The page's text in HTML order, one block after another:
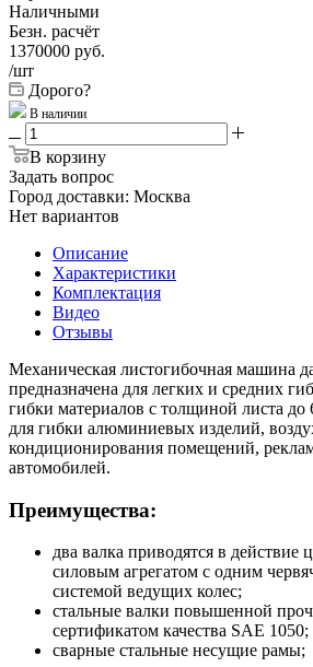
Наличными
Безн. расчёт
1370000 руб.
/шт
Дорого?
В наличии
В корзину
Задать вопрос
Город доставки: Москва
Нет вариантов
Описание
Характеристики
Комплектация
Видео
Отзывы
Механическая листогибочная машина
предназначена для легких и средних
гибки материалов с толщиной листа до
для гибки алюминиевых изделий,
кондиционирования помещений,
автомобилей.
Преимущества:
два валка приводятся в
силовым агрегатом с одним
системой ведущих колес;
стальные валки повышенной
сертификатом качества SAE 1050;
сварные стальные несущие рамы;